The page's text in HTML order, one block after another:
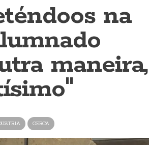
na
maneira,
GERCA